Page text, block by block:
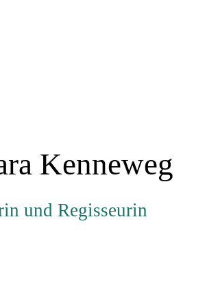
Kenneweg
und Regisseurin